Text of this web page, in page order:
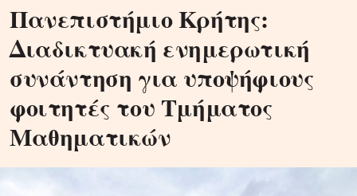
Πανεπιστήμιο Κρήτης:
Διαδικτυακή ενημερωτική
συνάντηση για υποψήφιους
φοιτητές του Τμήματος
Μαθηματικών